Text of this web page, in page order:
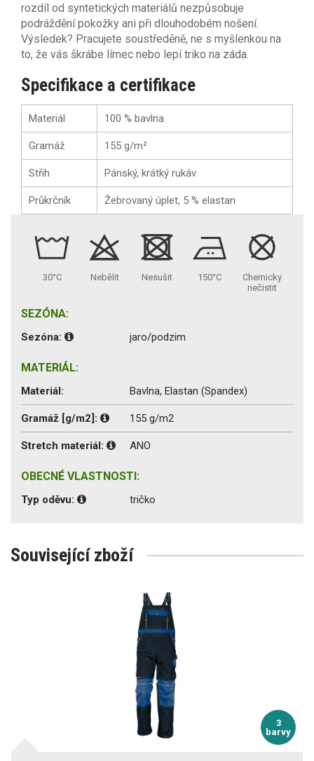
rozdíl od syntetických materiálů nezpůsobuje
podráždění pokožky ani při dlouhodobém nošení.
Výsledek? Pracujete soustředěně, ne s myšlenkou na
to, že vás škrábe límec nebo lepí triko na záda.
Specifikace a certifikace
Materiál 100 % bavlna
Gramáž 155 g/m²
Střih Pánský, krátký rukáv
Průkrčník Žebrovaný úplet, 5 % elastan
30°C Nebělit Nesušit 150°C
Chemicky
nečistit
SEZÓNA:
Sezóna: jaro/podzim
MATERIÁL:
Materiál: Bavlna, Elastan (Spandex)
Gramáž [g/m2]: 155 g/m2
Stretch materiál: ANO
OBECNÉ VLASTNOSTI:
Typ oděvu: tričko
Související zboží
3
barvy